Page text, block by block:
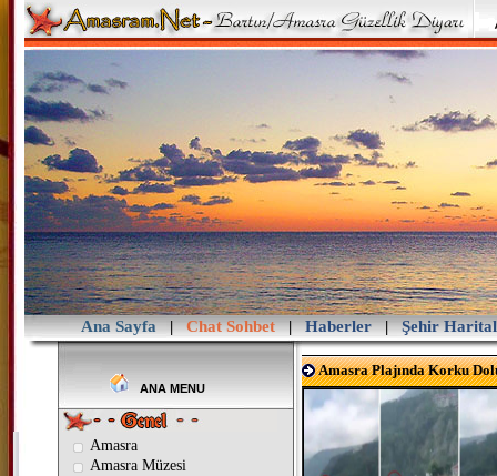
Ana Sayfa | Chat Sohbet |Haberler |Şehir
ANA MENU
Amasra
Amasra Müzesi
Amasra Plajında Korku